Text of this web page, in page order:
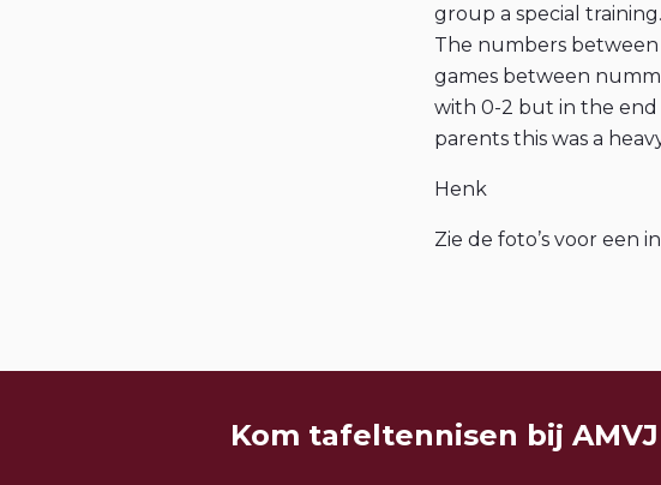
group a special training.
The numbers
games between
with 0-2 but in the
parents this was a
Henk
Zie de foto’s voor een
Kom tafeltennisen bij AMVJ